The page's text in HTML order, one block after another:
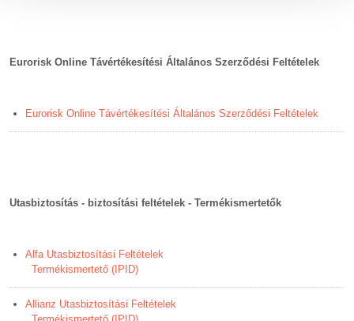
Eurorisk Online Távértékesítési Általános Szerződési Feltételek
Eurorisk Online Távértékesítési Általános Szerződési Feltételek
Utasbiztosítás - biztosítási feltételek - Termékismertetők
Alfa Utasbiztosítási Feltételek
Termékismertető (IPID)
Allianz Utasbiztosítási Feltételek